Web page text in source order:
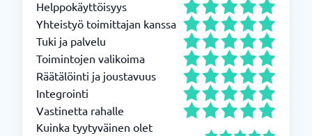
Helppokäyttöisyys
Yhteistyö toimittajan kanssa
Tuki ja palvelu
Toimintojen valikoima
Räätälöinti ja joustavuus
Integrointi
Vastinetta rahalle
Kuinka tyytyväinen olet